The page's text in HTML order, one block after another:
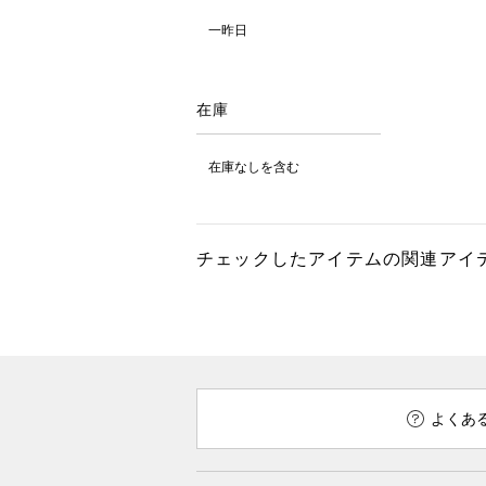
一昨日
在庫
在庫なしを含む
チェックしたアイテムの関連アイ
よくあ